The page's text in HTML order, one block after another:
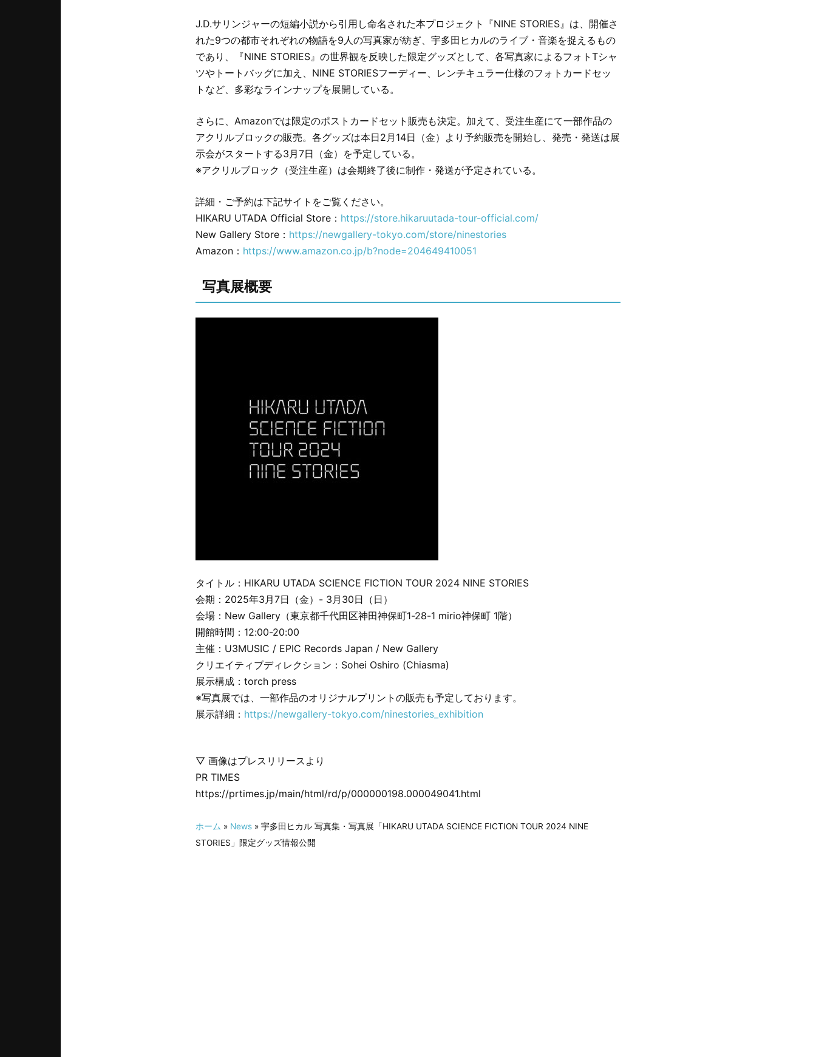
J.D.サリンジャーの短編小説から引用し命名された本プロジェクト『NINE STORIES』は、開催さ
れた9つの都市それぞれの物語を9人の写真家が紡ぎ、宇多田ヒカルのライブ・音楽を捉えるもの
であり、『NINE STORIES』の世界観を反映した限定グッズとして、各写真家によるフォトTシャ
ツやトートバッグに加え、NINE STORIESフーディー、レンチキュラー仕様のフォトカードセッ
トなど、多彩なラインナップを展開している。
さらに、Amazonでは限定のポストカードセット販売も決定。加えて、受注生産にて一部作品の
アクリルブロックの販売。各グッズは本日2月14日（金）より予約販売を開始し、発売・発送は展
示会がスタートする3月7日（金）を予定している。
※アクリルブロック（受注生産）は会期終了後に制作・発送が予定されている。
詳細・ご予約は下記サイトをご覧ください。
HIKARU UTADA Official Store： https://store.hikaruutada-tour-official.com/
New Gallery Store： https://newgallery-tokyo.com/store/ninestories
Amazon： https://www.amazon.co.jp/b?node=204649410051
写真展概要
タイトル：HIKARU UTADA SCIENCE FICTION TOUR 2024 NINE STORIES
会期：2025年3月7日（金）- 3月30日（日）
会場：New Gallery（東京都千代田区神田神保町1-28-1 mirio神保町 1階）
開館時間：12:00-20:00
主催：U3MUSIC / EPIC Records Japan / New Gallery
クリエイティブディレクション：Sohei Oshiro (Chiasma)
展示構成：torch press
※写真展では、一部作品のオリジナルプリントの販売も予定しております。
展示詳細： https://newgallery-tokyo.com/ninestories_exhibition
▽ 画像はプレスリリースより
PR TIMES
https://prtimes.jp/main/html/rd/p/000000198.000049041.html
ホーム » News » 宇多田ヒカル 写真集・写真展「HIKARU UTADA SCIENCE FICTION TOUR 2024 NINE
STORIES」限定グッズ情報公開